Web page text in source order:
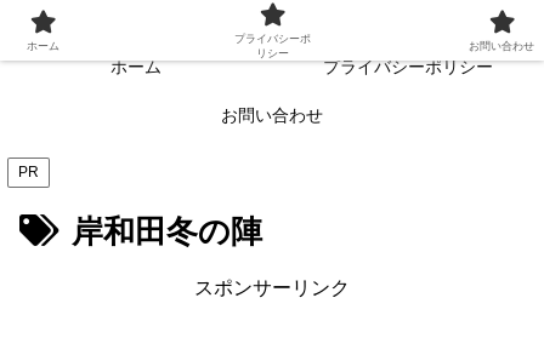
常に読者目線・読者ファーストを目指す!!
ホーム プライバシーポリシー
お問い合わせ
PR
岸和田冬の陣
スポンサーリンク
ホーム
プライバシーポ
リシー
お問い合わせ